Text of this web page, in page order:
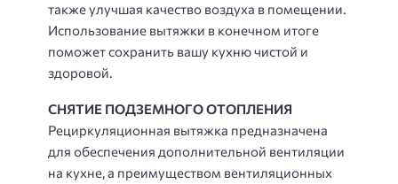
также улучшая качество воздуха в помещении.
Использование вытяжки в конечном итоге
поможет сохранить вашу кухню чистой и
здоровой.
СНЯТИЕ ПОДЗЕМНОГО ОТОПЛЕНИЯ
Рециркуляционная вытяжка предназначена
для обеспечения дополнительной вентиляции
на кухне, а преимуществом вентиляционных